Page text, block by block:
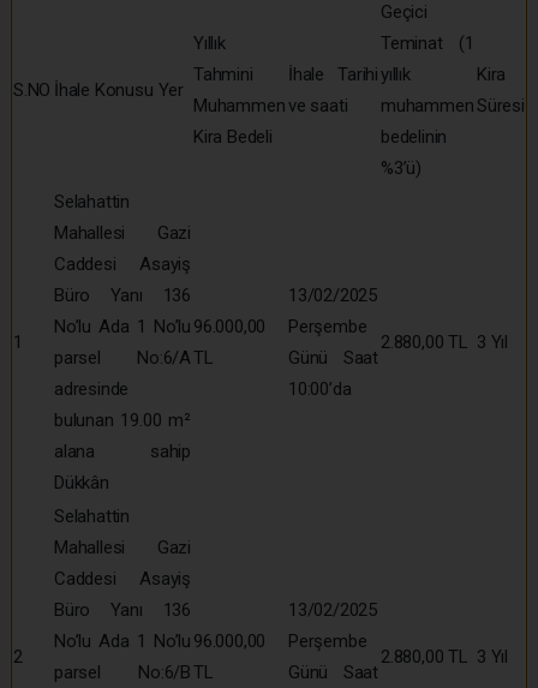
S.NO İhale Konusu Yer
Yıllık
Tahmini
Muhammen
Kira Bedeli
İhale Tarihi
ve saati
Geçici
Teminat (1
yıllık
muhammen
bedelinin
%3’ü)
Kira
Süresi
1
Selahattin
Mahallesi Gazi
Caddesi Asayiş
Büro Yanı 136
No’lu Ada 1 No’lu
parsel No:6/A
adresinde
bulunan 19.00 m²
alana sahip
Dükkân
96.000,00
TL
13/02/2025
Perşembe
Günü Saat
10:00’da
2.880,00 TL 3 Yıl
2
Selahattin
Mahallesi Gazi
Caddesi Asayiş
Büro Yanı 136
No’lu Ada 1 No’lu
parsel No:6/B
96.000,00
TL
13/02/2025
Perşembe
Günü Saat
2.880,00 TL 3 Yıl